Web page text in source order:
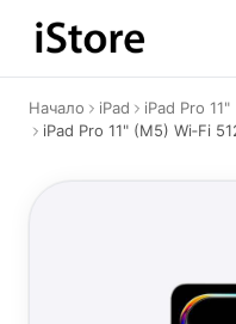
Към съдържанието
Начало iPad
iPad Pro 11"
iPad Pro 11" (M5) Wi‑Fi